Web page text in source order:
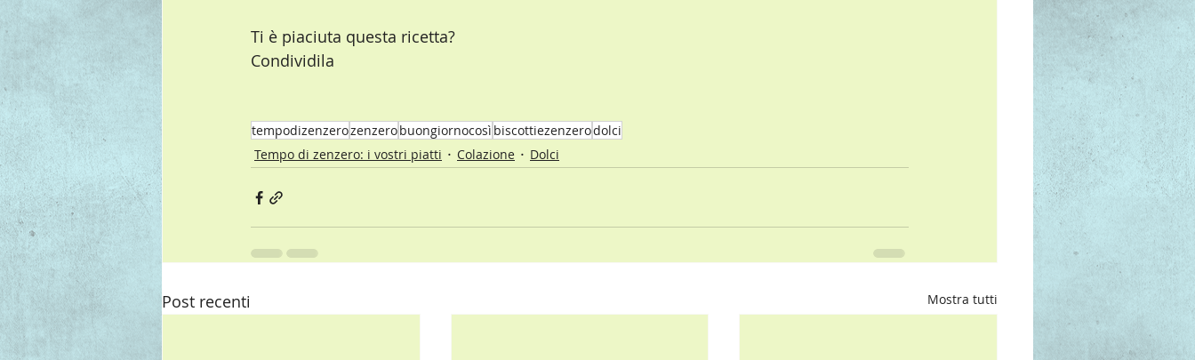
Ti è piaciuta questa ricetta?
Condividila
tempodizenzerozenzerobuongiornocosì biscottiezenzerodolci
Tempo di zenzero: i vostri piatti
Colazione Dolci
Post recenti Mostra tutti